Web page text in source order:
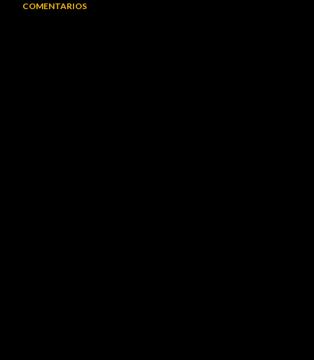
COMENTARIOS